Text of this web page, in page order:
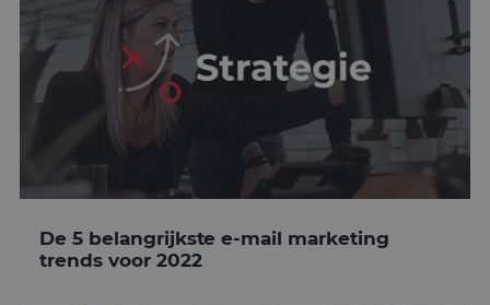
De 5 belangrijkste e-mail marketing
trends voor 2022